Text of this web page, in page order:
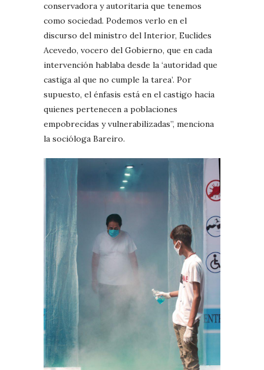
conservadora y autoritaria que tenemos
como sociedad. Podemos verlo en el
discurso del ministro del Interior, Euclides
Acevedo, vocero del Gobierno, que en cada
intervención hablaba desde la ‘autoridad que
castiga al que no cumple la tarea’. Por
supuesto, el énfasis está en el castigo hacia
quienes pertenecen a poblaciones
empobrecidas y vulnerabilizadas”, menciona
la socióloga Bareiro.